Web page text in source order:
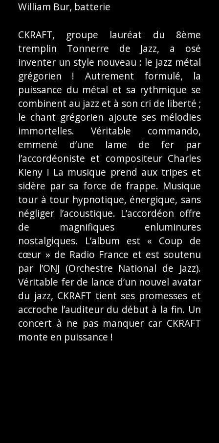
William Bur, batterie
CKRAFT, groupe lauréat du 8ème
tremplin Tonnerre de Jazz, a osé
inventer un style nouveau : le jazz métal
grégorien ! Autrement formulé, la
puissance du métal et sa rythmique se
combinent au jazz et à son cri de liberté ;
le chant grégorien ajoute ses mélodies
immortelles. Véritable commando,
emmené d’une lame de fer par
l’accordéoniste et compositeur Charles
Kieny ! La musique prend aux tripes et
sidère par sa force de frappe. Musique
tour à tour hypnotique, énergique, sans
négliger l’acoustique. L’accordéon offre
de magnifiques enluminures
nostalgiques. L’album est « Coup de
cœur » de Radio France et est soutenu
par l’ONJ (Orchestre National de Jazz).
Véritable fer de lance d’un nouvel avatar
du jazz, CKRAFT tient ses promesses et
accroche l’auditeur du début à la fin. Un
concert à ne pas manquer car CKRAFT
monte en puissance !